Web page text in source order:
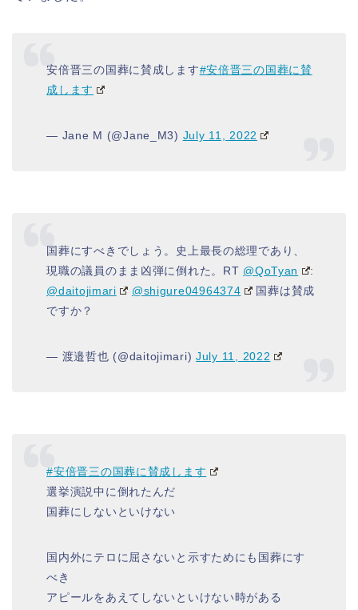
安倍晋三の国葬に賛成します#安倍晋三の国葬に賛
成します
— Jane M (@Jane_M3) July 11, 2022
国葬にすべきでしょう。史上最長の総理であり、
現職の議員のまま凶弾に倒れた。RT @QoTyan
:
@daitojimari
@shigure04964374
国葬は賛成
ですか？
— 渡邉哲也 (@daitojimari)July 11, 2022
#安倍晋三の国葬に賛成します
選挙演説中に倒れたんだ
国葬にしないといけない
国内外にテロに屈さないと示すためにも国葬にす
べき
アピールをあえてしないといけない時がある